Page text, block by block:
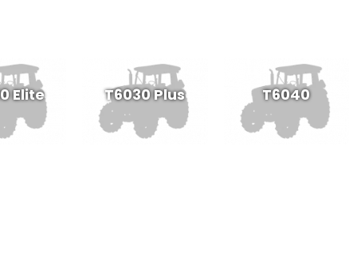
Elite T6030 Plus T6040